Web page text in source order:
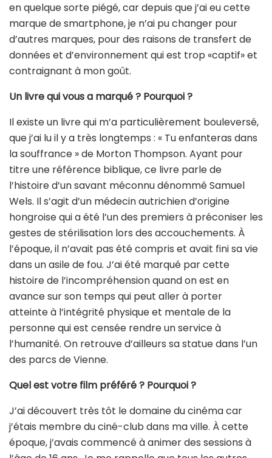
en quelque sorte piégé, car depuis que j’ai eu cette
marque de smartphone, je n’ai pu changer pour
d’autres marques, pour des raisons de transfert de
données et d’environnement qui est trop «captif» et
contraignant à mon goût.
Un livre qui vous a marqué ? Pourquoi ?
Il existe un livre qui m’a particulièrement bouleversé,
que j’ai lu il y a très longtemps : « Tu enfanteras dans
la souffrance » de Morton Thompson. Ayant pour
titre une référence biblique, ce livre parle de
l’histoire d’un savant méconnu dénommé Samuel
Wels. Il s’agit d’un médecin autrichien d’origine
hongroise qui a été l’un des premiers à préconiser les
gestes de stérilisation lors des accouchements. À
l’époque, il n’avait pas été compris et avait fini sa vie
dans un asile de fou. J’ai été marqué par cette
histoire de l’incompréhension quand on est en
avance sur son temps qui peut aller à porter
atteinte à l’intégrité physique et mentale de la
personne qui est censée rendre un service à
l’humanité. On retrouve d’ailleurs sa statue dans l’un
des parcs de Vienne.
Quel est votre film préféré ? Pourquoi ?
J’ai découvert très tôt le domaine du cinéma car
j’étais membre du ciné-club dans ma ville. À cette
époque, j’avais commencé à animer des sessions à